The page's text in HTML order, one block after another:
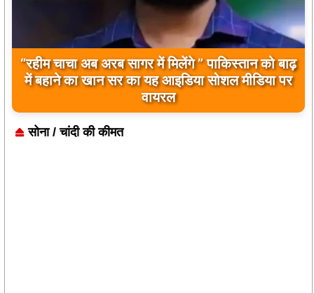
“रहीम चाचा अब अरब सागर में मिलेंगे ” पाकिस्तान को बाढ़
में बहाने का खान सर का यह आइडिया सोशल मीडिया पर
वायरल
सोना / चांदी की कीमत